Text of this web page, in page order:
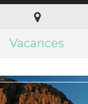
Vacances